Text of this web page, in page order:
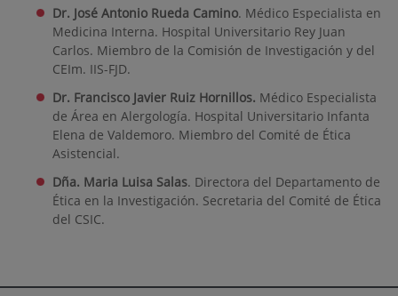
Dr. José Antonio Rueda Camino. Médico Especialista en
Medicina Interna. Hospital Universitario Rey Juan
Carlos. Miembro de la Comisión de Investigación y del
CEIm. IIS-FJD.
Dr. Francisco Javier Ruiz Hornillos. Médico Especialista
de Área en Alergología. Hospital Universitario Infanta
Elena de Valdemoro. Miembro del Comité de Ética
Asistencial.
Dña. Maria Luisa Salas. Directora del Departamento de
Ética en la Investigación. Secretaria del Comité de Ética
del CSIC.